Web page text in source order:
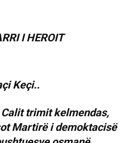
I HEROIT
Keçi..
trimit kelmendas,
Martirë i demoktacisë